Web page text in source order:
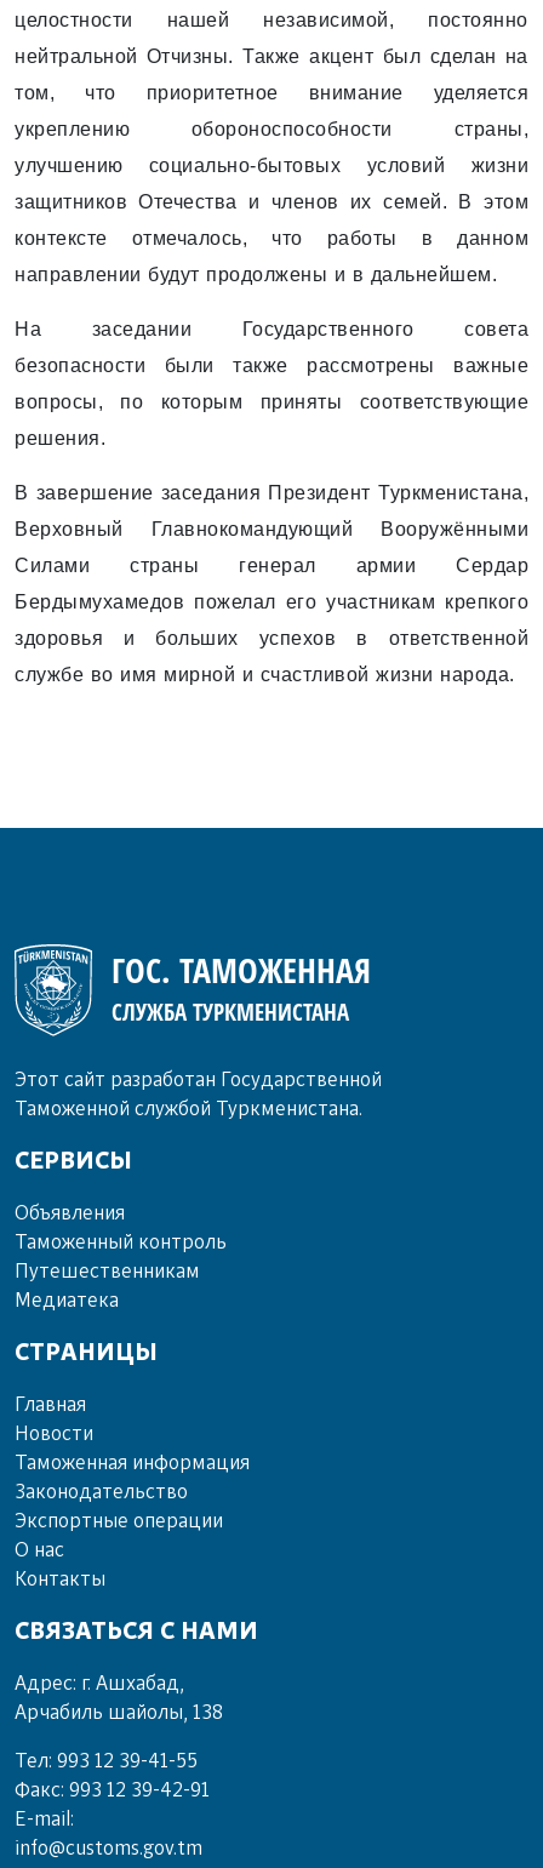
целостности нашей независимой, постоянно
нейтральной Отчизны. Также акцент был сделан на
том, что приоритетное внимание уделяется
укреплению обороноспособности страны,
улучшению социально-бытовых условий жизни
защитников Отечества и членов их семей. В этом
контексте отмечалось, что работы в данном
направлении будут продолжены и в дальнейшем.
На заседании Государственного совета
безопасности были также рассмотрены важные
вопросы, по которым приняты соответствующие
решения.
В завершение заседания Президент Туркменистана,
Верховный Главнокомандующий Вооружёнными
Силами страны генерал армии Сердар
Бердымухамедов пожелал его участникам крепкого
здоровья и больших успехов в ответственной
службе во имя мирной и счастливой жизни народа.
ГОС. ТАМОЖЕННАЯ
СЛУЖБА ТУРКМЕНИСТАНА
Этот сайт разработан Государственной
Таможенной службой Туркменистана.
СЕРВИСЫ
Объ­яв­ле­ния
Та­мо­жен­ный кон­троль
Пу­те­шест­вен­ни­кам
Ме­диа­те­ка
СТРАНИЦЫ
Главная
Новости
Таможенная информация
Законодательство
Экспортные операции
О нас
Контакты
СВЯЗАТЬСЯ С НАМИ
Адрес: г. Ашхабад,
Арчабиль шайолы, 138
Тел: 993 12 39-41-55
Факс: 993 12 39-42-91
E-mail:
info@customs.gov.tm